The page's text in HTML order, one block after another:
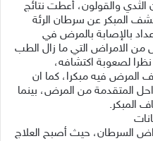
والقولون، أعطت نتائج
المبكر عن سرطان الرئة
بالإصابة بالمرض في
من الامراض التي ما زال الطب
لصعوبة اكتشافه،
المرض فيه مبكرا، كما ان
المتقدمة من المرض، بينما
المبكر.
السرطان، حيث أصبح العلاج